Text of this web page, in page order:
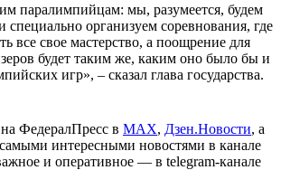
паралимпийцам: мы, разумеется, будем
специально организуем соревнования, где
все свое мастерство, а поощрение для
будет таким же, каким оно было бы и
игр», – сказал глава государства.
ФедералПресс в МАХ, Дзен.Новости, а
самыми интересными новостями в канале
и оперативное — в telegram-канале